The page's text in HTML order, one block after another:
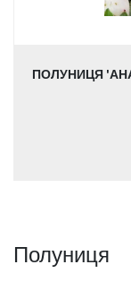
ПОЛУНИЦЯ
Полуниця